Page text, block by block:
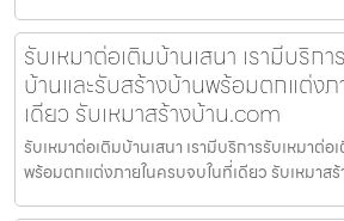
รับเหมาต่อเติมบ้านเสนา เรามีบริก
บ้านและรับสร้างบ้านพร้อมตกแต่ง
เดียว รับเหมาสร้างบ้าน.com
รับเหมาต่อเติมบ้านเสนา เรามีบริการรับเหมาต่
พร้อมตกแต่งภายในครบจบในที่เดียว รับเหมาส